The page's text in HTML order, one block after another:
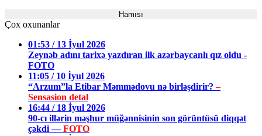
Hamısı
Çox oxunanlar
01:53 / 13 İyul 2026
Zeynəb adını tarixə yazdıran ilk azərbaycanlı qız oldu -
FOTO
11:05 / 10 İyul 2026
“Arzum”la Etibar Məmmədovu nə birləşdirir?–
Sensasion detal
16:44 / 18 İyul 2026
90-cı illərin məşhur müğənnisinin son görüntüsü diqqət
çəkdi —FOTO